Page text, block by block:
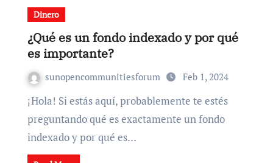
Dinero
¿Qué es un fondo indexado y por qué
es importante?
sunopencommunitiesforum Feb 1, 2024
¡Hola! Si estás aquí, probablemente te estés
preguntando qué es exactamente un fondo
indexado y por qué es…